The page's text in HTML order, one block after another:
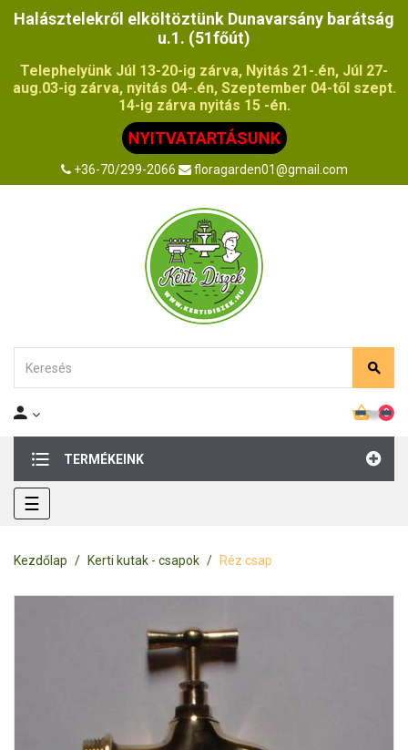
Halásztelekről elköltöztünk Dunavarsány barátság
u.1. (51főút)
Telephelyünk Júl 13-20-ig zárva, Nyitás 21-.én, Júl 27-
aug.03-ig zárva, nyitás 04-.én, Szeptember 04-től szept.
14-ig zárva nyitás 15 -én.
NYITVATARTÁSUNK
+36-70/299-2066 floragarden01@gmail.com
0
TERMÉKEINK
Toggle
navigation
☰
Kezdőlap Kerti kutak - csapok Réz csap